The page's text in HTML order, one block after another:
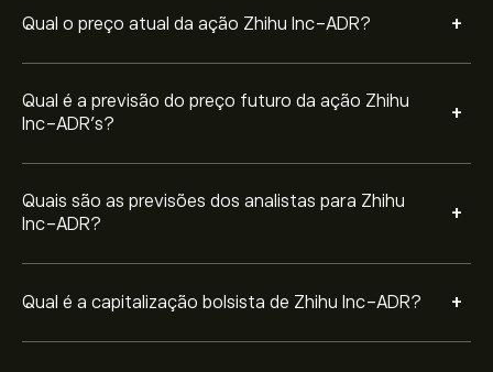
Qual o preço atual da ação Zhihu Inc-ADR? +
Qual é a previsão do preço futuro da ação Zhihu
Inc-ADR’s?
+
Quais são as previsões dos analistas para Zhihu
Inc-ADR?
+
Qual é a capitalização bolsista de Zhihu Inc-ADR? +